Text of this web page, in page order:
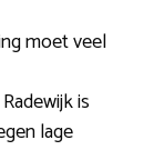
moet veel
is
lage